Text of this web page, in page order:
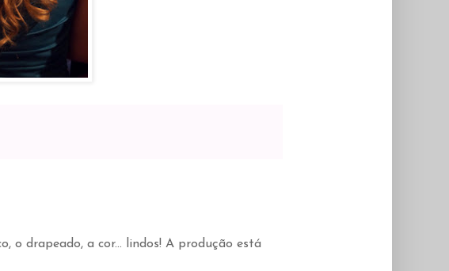
o drapeado, a cor... lindos! A produção está